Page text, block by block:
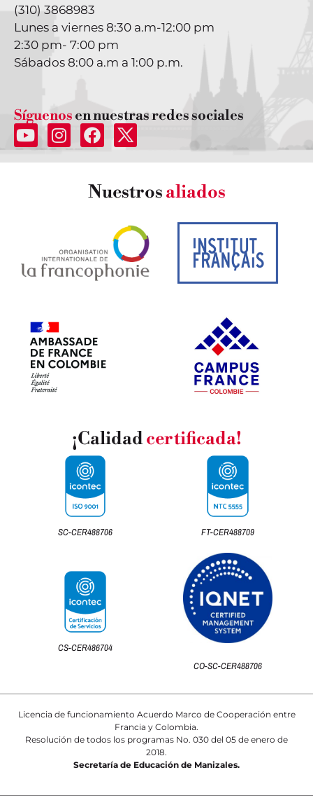
(310) 3868983
Lunes a viernes 8:30 a.m-12:00 pm
2:30 pm- 7:00 pm
Sábados 8:00 a.m a 1:00 p.m.
Síguenos en nuestras redes sociales
Nuestrosaliados
¡Calidadcertificada!
SC-CER488706 FT-CER488709
CS-CER486704
CO-SC-CER488706
Licencia de funcionamiento Acuerdo Marco de Cooperación entre
Francia y Colombia.
Resolución de todos los programas No. 030 del 05 de enero de
2018.
Secretaría de Educación de Manizales.